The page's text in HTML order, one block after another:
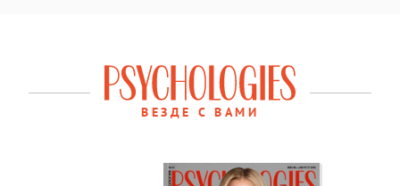
ВЕЗДЕ С ВАМИ